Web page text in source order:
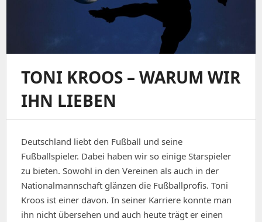
TONI KROOS – WARUM WIR
IHN LIEBEN
Deutschland liebt den Fußball und seine
Fußballspieler. Dabei haben wir so einige Starspieler
zu bieten. Sowohl in den Vereinen als auch in der
Nationalmannschaft glänzen die Fußballprofis. Toni
Kroos ist einer davon. In seiner Karriere konnte man
ihn nicht übersehen und auch heute trägt er einen